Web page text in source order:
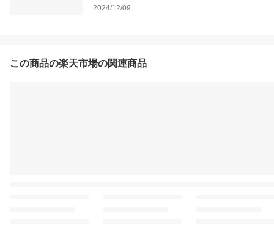
2024/12/09
この商品の楽天市場の関連商品